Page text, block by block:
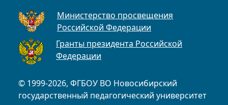
© 1999-2026, ФГБОУ ВО Новосибирский
государственный педагогический университет
Министерство просвещения
Российской Федерации
Гранты президента Российской
Федерации